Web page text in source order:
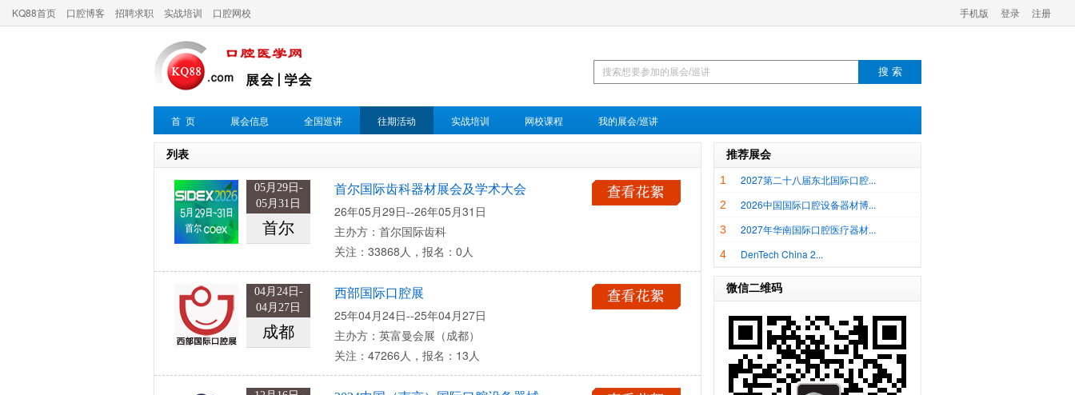
KQ88首页 口腔博客 招聘求职 实战培训 口腔网校 手机版 登录 注册
搜 索
首 页 展会信息 全国巡讲 往期活动 实战培训 网校课程 我的展会/巡讲
列表
05月29日-
05月31日
首尔
首尔国际齿科器材展会及学术大会
26年05月29日--26年05月31日
主办方：首尔国际齿科
关注：33868人，报名：0人
04月24日-
04月27日
成都
西部国际口腔展
25年04月24日--25年04月27日
主办方：英富曼会展（成都）
关注：47266人，报名：13人
推荐展会
1 2027第二十八届东北国际口腔...
2 2026中国国际口腔设备器材博...
3 2027年华南国际口腔医疗器材...
4 DenTech China 2...
微信二维码